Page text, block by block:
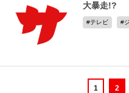
大暴走!?
テレビ
1 2